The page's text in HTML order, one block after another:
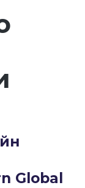
Global